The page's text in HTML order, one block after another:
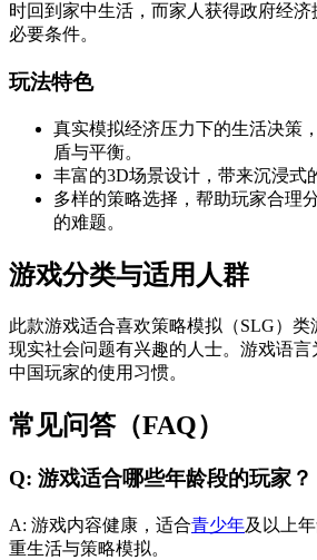
时回到家中生活，而家人获得政府经
必要条件。
玩法特色
真实模拟经济压力下的生活决策
盾与平衡。
丰富的3D场景设计，带来沉浸式
多样的策略选择，帮助玩家合理
的难题。
游戏分类与适用人群
此款游戏适合喜欢策略模拟（SLG）
现实社会问题有兴趣的人士。游戏语
中国玩家的使用习惯。
常见问答（FAQ）
Q: 游戏适合哪些年龄段的玩家？
A: 游戏内容健康，适合青少年及以上
重生活与策略模拟。